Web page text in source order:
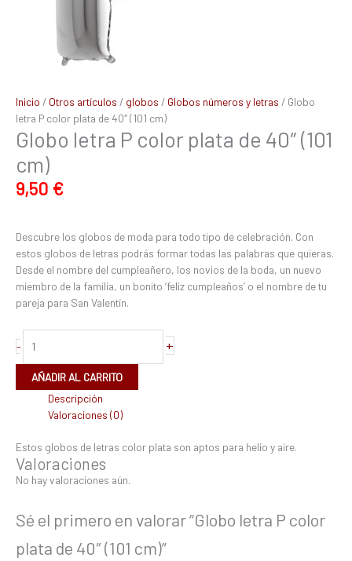
Inicio / Otros artículos / globos / Globos números y letras / Globo
letra P color plata de 40″ (101 cm)
Globo letra P color plata de 40″ (101
cm)
9,50 €
Descubre los globos de moda para todo tipo de celebración. Con
estos globos de letras podrás formar todas las palabras que quieras.
Desde el nombre del cumpleañero, los novios de la boda, un nuevo
miembro de la familia, un bonito ‘feliz cumpleaños’ o el nombre de tu
pareja para San Valentín.
- +
AÑADIR AL CARRITO
Descripción
Valoraciones (0)
Estos globos de letras color plata son aptos para helio y aire.
Valoraciones
No hay valoraciones aún.
Sé el primero en valorar “Globo letra P color
plata de 40″ (101 cm)”